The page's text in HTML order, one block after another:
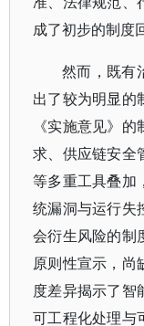
成了初步的制度
然而，既有
出了较为明显的
《实施意见》
求、供应链安全
等多重工具叠加
统漏洞与运行失
会衍生风险的制
原则性宣示，尚
度差异揭示了智
可工程化处理与